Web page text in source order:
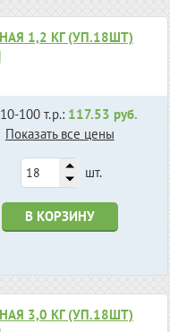
1,2 КГ (УП.18ШТ)
100 т.р.: 117.53 руб.
Показать все цены
шт.
В КОРЗИНУ
3,0 КГ (УП.18ШТ)